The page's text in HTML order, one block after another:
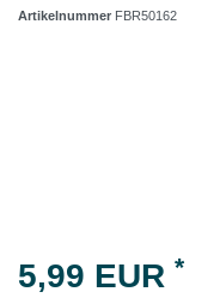
Artikelnummer FBR50162
5,99 EUR *